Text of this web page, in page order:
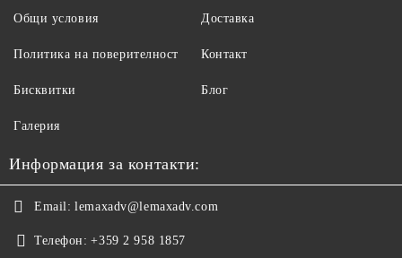
Общи условия
Политика на поверителност
Бисквитки
Доставка
Контакт
Блог
Галерия
Информация за контакти:
Email: lemaxadv@lemaxadv.com
Телефон: +359 2 958 1857